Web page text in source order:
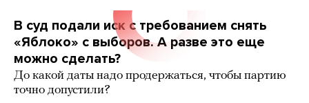
В суд подали иск с требованием снять
«Яблоко» с выборов. А разве это еще
можно сделать?
До какой даты надо продержаться, чтобы партию
точно допустили?